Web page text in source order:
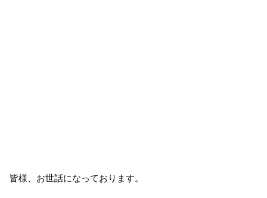
皆様、お世話になっております。